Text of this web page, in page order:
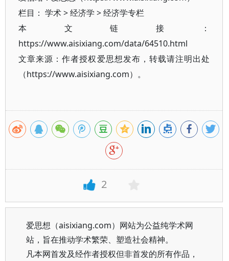
栏目： 学术>经济学 >经济学专栏
本文链接：
https://www.aisixiang.com/data/64510.html
文章来源：作者授权爱思想发布，转载请注明出处
（https://www.aisixiang.com）。
2
爱思想（aisixiang.com）网站为公益纯学术网
站，旨在推动学术繁荣、塑造社会精神。
凡本网首发及经作者授权但非首发的所有作品，